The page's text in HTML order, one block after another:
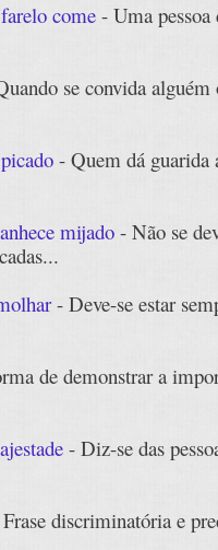
come - Uma pessoa
se convida alguém
- Quem dá guarida
mijado - Não se
- Deve-se estar
de demonstrar a
- Diz-se das
discriminatória e